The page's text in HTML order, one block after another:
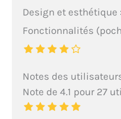
Design et esthétique :
Fonctionnalités
Notes des
Note de 4.1 pour 27